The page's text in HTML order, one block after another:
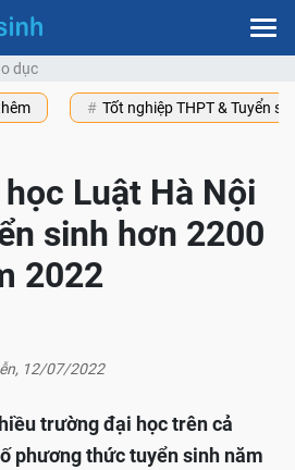
dục
Tốt nghiệp THPT & Tuyển
Luật Hà Nội
sinh hơn 2200
2022
12/07/2022
trường đại học trên cả
phương thức tuyển sinh năm